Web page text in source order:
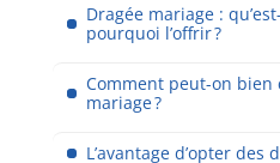
Dragée mariage :
pourquoi l’offrir ?
Comment peut-on bien
mariage ?
L’avantage d’opter des